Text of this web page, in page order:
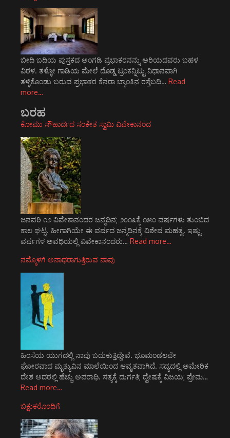
ಬೀದಿ ಬದಿಯ ಪುಸ್ತಕದ ಅಂಗಡಿ ಪ್ರಭಾಕರನನ್ನು ಅರಿಯದವರು ಬಹಳ
ವಿರಳ. ತಳ್ಳೋ ಗಾಡಿಯ ಮೇಲೆ ದೊಡ್ಡ ಟ್ರಂಕನ್ನಿಟ್ಟು ನಿಧಾನವಾಗಿ
ತಳ್ಳಿಕೊಂಡು ಬರುವ ಪ್ರಭಾಕರ ಕೆನರಾ ಬ್ಯಾಂಕಿನ ರಸ್ತೆಬದಿ… Read
more…
ಬರಹ
ಕೋಮು ಸೌಹಾರ್ದದ ಸಂಕೇತ ಸ್ವಾಮಿ ವಿವೇಕಾನಂದ
ಜನವರಿ ೧೨ ವಿವೇಕಾನಂದರ ಜನ್ಮದಿನ; ೨೦೧೩ಕ್ಕೆ ೧೫೦ ವರ್ಷಗಳು ತುಂಬಿದ
ಕಾಲ ಘಟ್ಟ. ಹೀಗಾಗಿಯೇ ಈ ವರ್ಷದ ಜನ್ಮದಿನಕ್ಕೆ ವಿಶೇಷ ಮಹತ್ವ. ಇಷ್ಟು
ವರ್ಷಗಳ ಅವಧಿಯಲ್ಲಿ ವಿವೇಕಾನಂದರು… Read more…
ನಮ್ಮೊಳಗೆ ಅನಾಥರಾಗುತ್ತಿರುವ ನಾವು
ಹಿಂಸೆಯ ಯುಗದಲ್ಲಿ ನಾವು ಬದುಕುತ್ತಿದ್ದೇವೆ. ಭೂಮಂಡಲವೇ
ಘೋರವಾದ ಮೃತ್ಯುವಿನ ಮಾಲೆಯಿಂದ ಆವೃತವಾಗಿದೆ. ಸದ್ಯದಲ್ಲಿ ಅಮೇರಿಕ
ದೇಶ ಅದರಲ್ಲಿ ಹೆಚ್ಚು ಅಪರಾಧಿ. ಸತ್ಯಕ್ಕೆ ದುರ್ಗತಿ; ದ್ವೇಷಕ್ಕೆ ವಿಜಯ; ಪ್ರೇಮ…
Read more…
ಬಿಕ್ಷುಕರೊಂದಿಗೆ